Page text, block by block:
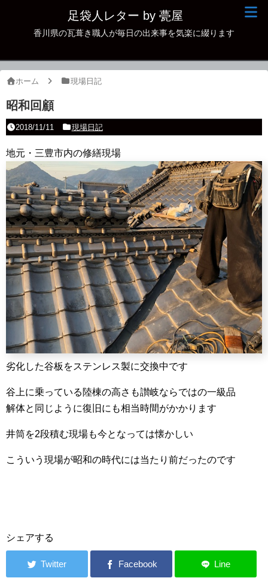
足袋人レター by 甍屋
香川県の瓦葺き職人が毎日の出来事を気楽に綴ります
ホーム 現場日記
昭和回顧
2018/11/11 現場日記
地元・三豊市内の修繕現場
劣化した谷板をステンレス製に交換中です
谷上に乗っている陸棟の高さも讃岐ならではの一級品
解体と同じように復旧にも相当時間がかかります
井筒を2段積む現場も今となっては懐かしい
こういう現場が昭和の時代には当たり前だったのです
シェアする
現場日記
古瓦
本日の一品
その他